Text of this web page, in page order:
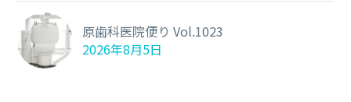
原歯科医院便り Vol.1023
2026年8月5日